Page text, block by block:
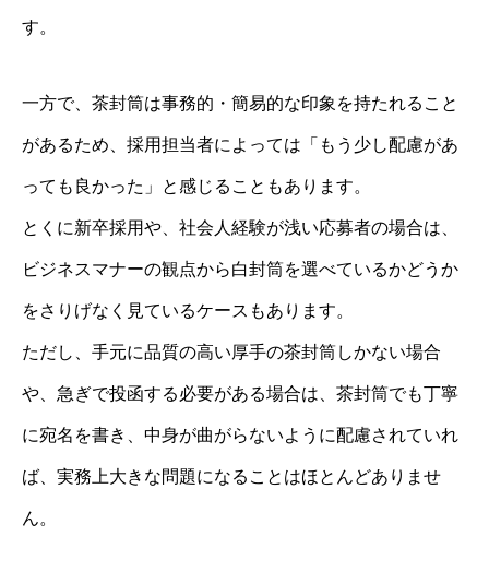
す。
一方で、茶封筒は事務的・簡易的な印象を持たれること
があるため、採用担当者によっては「もう少し配慮があ
っても良かった」と感じることもあります。
とくに新卒採用や、社会人経験が浅い応募者の場合は、
ビジネスマナーの観点から白封筒を選べているかどうか
をさりげなく見ているケースもあります。
ただし、手元に品質の高い厚手の茶封筒しかない場合
や、急ぎで投函する必要がある場合は、茶封筒でも丁寧
に宛名を書き、中身が曲がらないように配慮されていれ
ば、実務上大きな問題になることはほとんどありませ
ん。